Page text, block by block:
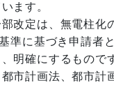
ます。
改定は、無電柱化
準に基づき申請者
明確にするもので
市計画法、都市計